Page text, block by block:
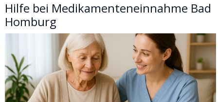
Hilfe bei Medikamenteneinnahme Bad
Homburg